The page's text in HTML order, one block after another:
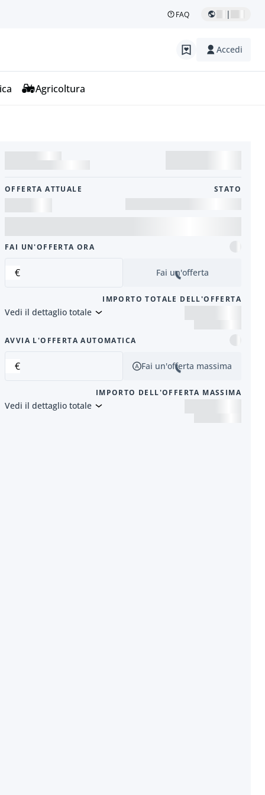
FAQ |
Accedi
Agricoltura
OFFERTA ATTUALE STATO
FAI UN'OFFERTA ORA
€ Fai un'offerta
IMPORTO TOTALE DELL'OFFERTA
Vedi il dettaglio totale
AVVIA L'OFFERTA AUTOMATICA
€ Fai un'offerta massima
IMPORTO DELL'OFFERTA MASSIMA
Vedi il dettaglio totale